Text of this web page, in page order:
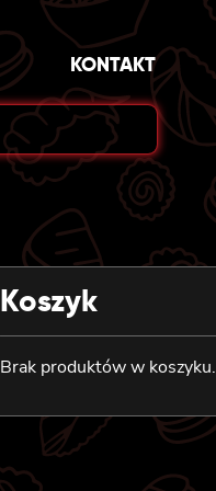
KONTAKT
Koszyk
Brak produktów w koszyku.